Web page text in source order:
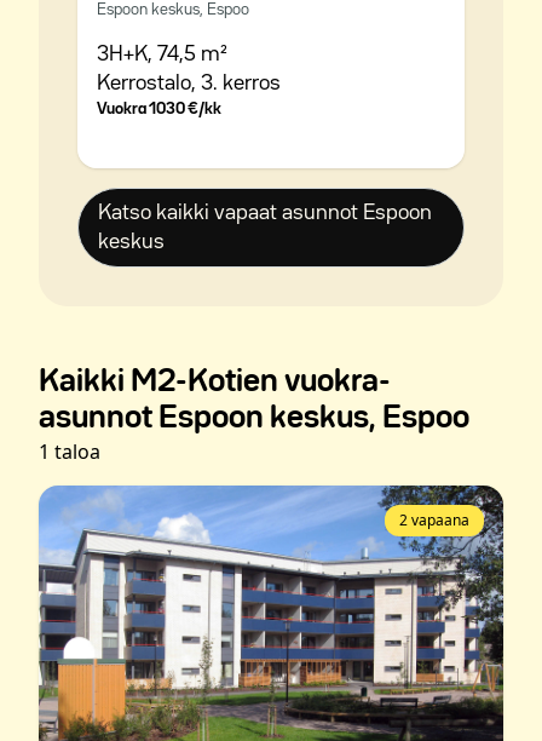
Espoon keskus, Espoo
3H+K, 74,5 m²
Kerrostalo, 3. kerros
Vuokra1030 €/kk
Katso kaikki vapaat asunnot Espoon
keskus
Kaikki M2-Kotien vuokra-
asunnot Espoon keskus, Espoo
1 taloa
2 vapaana